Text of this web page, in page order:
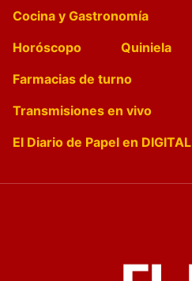
Cocina y Gastronomía
Horóscopo
Quiniela
Farmacias de turno
Transmisiones en vivo
El Diario de Papel en DIGITAL